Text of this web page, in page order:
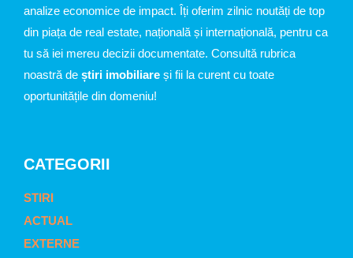
analize economice de impact. Îți oferim zilnic noutăți de top
din piața de real estate, națională și internațională, pentru ca
tu să iei mereu decizii documentate. Consultă rubrica
noastră de știri imobiliare și fii la curent cu toate
oportunitățile din domeniu!
CATEGORII
STIRI
ACTUAL
EXTERNE